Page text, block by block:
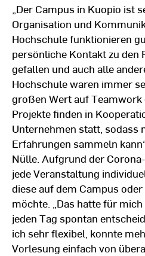
„Der Campus in Kuopio ist
Organisation und
Hochschule funktionieren
persönliche Kontakt zu den
gefallen und auch alle
Hochschule waren immer
großen Wert auf Teamwork
Projekte finden in
Unternehmen statt, sodass
Erfahrungen sammeln
Nülle. Aufgrund der
jede Veranstaltung
diese auf dem Campus
möchte. „Das hatte für
jeden Tag spontan
ich sehr flexibel, konnte
Vorlesung einfach von